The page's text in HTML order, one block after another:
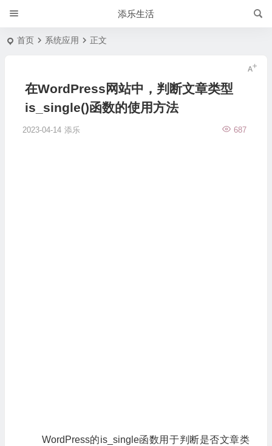
添乐生活
首页 系统应用 正文
在WordPress网站中，判断文章类型
is_single()函数的使用方法
2023-04-14 添乐 687
WordPress的is_single函数用于判断是否文章类